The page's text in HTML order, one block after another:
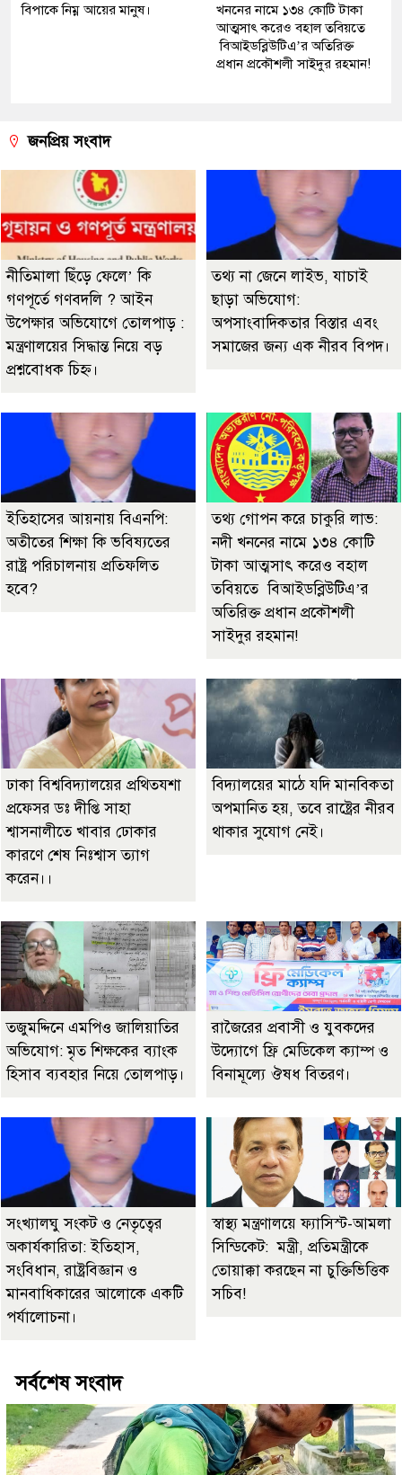
বিপাকে নিম্ন আয়ের মানুষ।
খননের নামে ১৩৪ কোটি টাকা
আত্মসাৎ করেও বহাল তবিয়তে
বিআইডব্লিউটিএ’র অতিরিক্ত
প্রধান প্রকৌশলী সাইদুর রহমান!
জনপ্রিয় সংবাদ
নীতিমালা ছিঁড়ে ফেলে’ কি
গণপূর্তে গণবদলি ? আইন
উপেক্ষার অভিযোগে তোলপাড় :
মন্ত্রণালয়ের সিদ্ধান্ত নিয়ে বড়
প্রশ্নবোধক চিহ্ন।
তথ্য না জেনে লাইভ, যাচাই
ছাড়া অভিযোগ:
অপসাংবাদিকতার বিস্তার এবং
সমাজের জন্য এক নীরব বিপদ।
ইতিহাসের আয়নায় বিএনপি:
অতীতের শিক্ষা কি ভবিষ্যতের
রাষ্ট্র পরিচালনায় প্রতিফলিত
হবে?
তথ্য গোপন করে চাকুরি লাভ:
নদী খননের নামে ১৩৪ কোটি
টাকা আত্মসাৎ করেও বহাল
তবিয়তে বিআইডব্লিউটিএ’র
অতিরিক্ত প্রধান প্রকৌশলী
সাইদুর রহমান!
ঢাকা বিশ্ববিদ্যালয়ের প্রথিতযশা
প্রফেসর ডঃ দীপ্তি সাহা
শ্বাসনালীতে খাবার ঢোকার
কারণে শেষ নিঃশ্বাস ত্যাগ
করেন।।
বিদ্যালয়ের মাঠে যদি মানবিকতা
অপমানিত হয়, তবে রাষ্ট্রের নীরব
থাকার সুযোগ নেই।
তজুমদ্দিনে এমপিও জালিয়াতির
অভিযোগ: মৃত শিক্ষকের ব্যাংক
হিসাব ব্যবহার নিয়ে তোলপাড়।
রাজৈরের‌ প্রবাসী ও যুবকদের
উদ্যোগে ফ্রি মেডিকেল ক্যাম্প ও
বিনামূল্যে ঔষধ বিতরণ।
সংখ্যালঘু সংকট ও নেতৃত্বের
অকার্যকারিতা: ইতিহাস,
সংবিধান, রাষ্ট্রবিজ্ঞান ও
মানবাধিকারের আলোকে একটি
পর্যালোচনা।
স্বাস্থ্য মন্ত্রণালয়ে ফ্যাসিস্ট-আমলা
সিন্ডিকেট: মন্ত্রী, প্রতিমন্ত্রীকে
তোয়াক্কা করছেন না চুক্তিভিত্তিক
সচিব!
সর্বশেষ সংবাদ